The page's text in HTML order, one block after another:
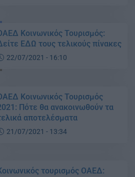
Κοινωνικός Τουρισμός:
ΕΔΩ τους τελικούς πίνακες
22/07/2021 - 16:10
Κοινωνικός Τουρισμός
Πότε θα ανακοινωθούν τα
αποτελέσματα
21/07/2021 - 13:34
τουρισμός ΟΑΕΔ: